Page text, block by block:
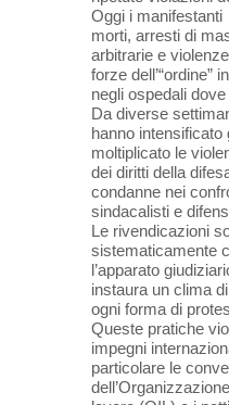
Oggi i
morti, arresti di
arbitrarie e
forze dell’“ordine”
negli ospedali
Da diverse
hanno intensificato
moltiplicato le
dei diritti della
condanne nei
sindacalisti e
Le rivendicazioni
sistematicamente
l’apparato
instaura un clima
ogni forma di
Queste pratiche
impegni
particolare le